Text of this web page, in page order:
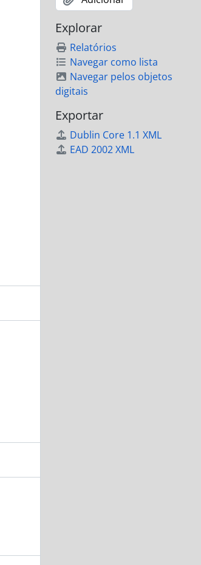
Explorar
Relatórios
Navegar como lista
Navegar pelos objetos
digitais
Exportar
Dublin Core 1.1 XML
EAD 2002 XML